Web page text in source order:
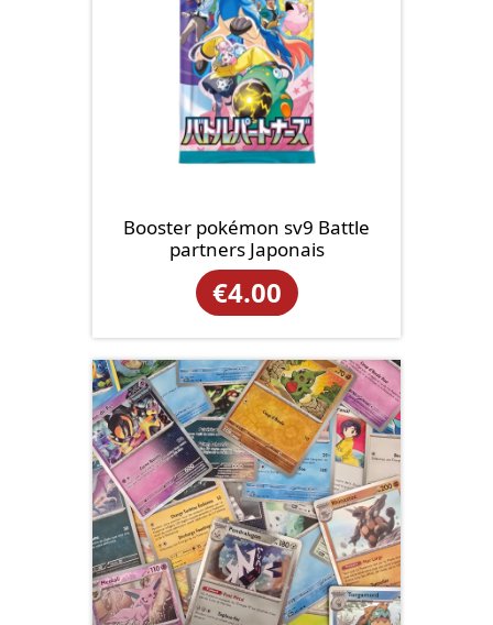
Booster pokémon sv9 Battle
partners Japonais
€4.00